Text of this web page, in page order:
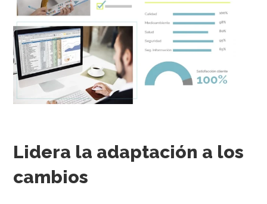
Lidera la adaptación a los
cambios